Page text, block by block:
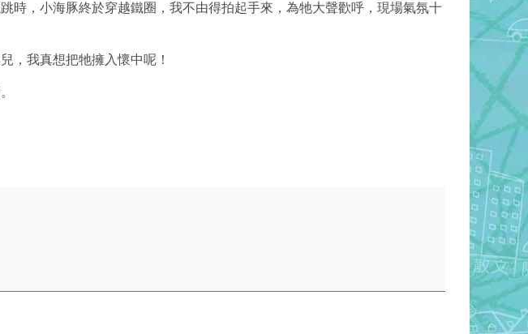
時，小海豚終於穿越鐵圈，我不由得拍起手來，為牠大聲歡呼，現場氣氛十
，我真想把牠擁入懷中呢！